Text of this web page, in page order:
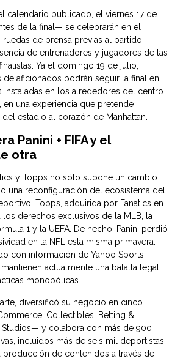
calendario publicado, el viernes 17 de
de la final— se celebrarán en el
de prensa previas al partido
de entrenadores y jugadores de las
Ya el domingo 19 de julio,
de aficionados podrán seguir la final en
instaladas en los alrededores del centro
en una experiencia que pretende
estadio al corazón de Manhattan.
Panini + FIFA y el
otra
y Topps no sólo supone un cambio
una reconfiguración del ecosistema del
Topps, adquirida por Fanatics en
los derechos exclusivos de la MLB, la
1 y la UEFA. De hecho, Panini perdió
en la NFL esta misma primavera.
con información de Yahoo Sports,
actualmente una batalla legal
monopólicas.
diversificó su negocio en cinco
Collectibles, Betting &
Studios— y colabora con más de 900
incluidos más de seis mil deportistas.
producción de contenidos a través de